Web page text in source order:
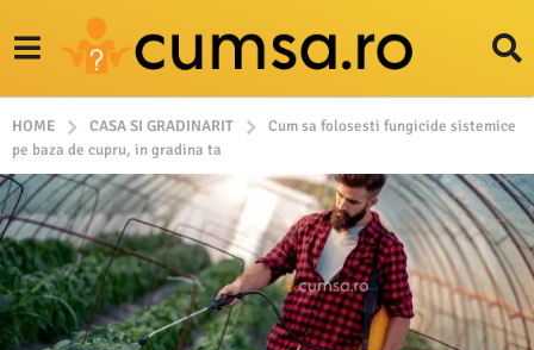
HOME CASA SI GRADINARIT
Cum sa folosesti fungicide sistemice
pe baza de cupru, in gradina ta